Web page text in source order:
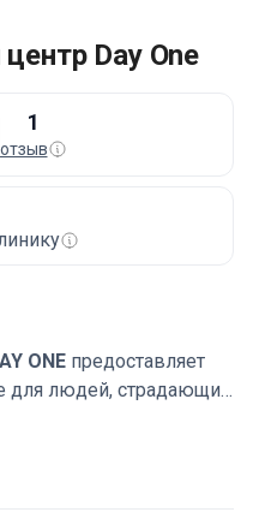
Day One
1
отзыв
ONE предоставляет
для людей, страдающих
в соответствии с